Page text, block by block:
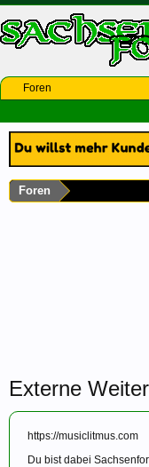
Foren
Externe
https://musiclitmus.com
Du bist dabei
Foren